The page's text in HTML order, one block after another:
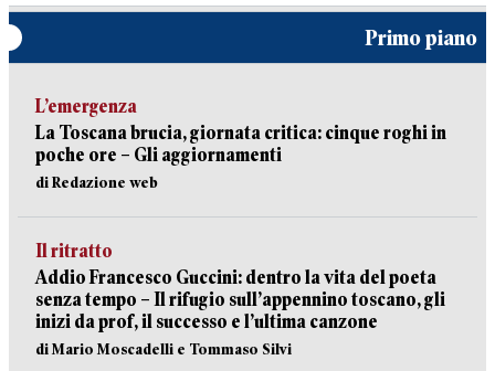
Primo piano
L’emergenza
La Toscana brucia, giornata critica: cinque roghi in
poche ore – Gli aggiornamenti
di Redazione web
Il ritratto
Addio Francesco Guccini: dentro la vita del poeta
senza tempo – Il rifugio sull’appennino toscano, gli
inizi da prof, il successo e l’ultima canzone
di Mario Moscadelli e Tommaso Silvi